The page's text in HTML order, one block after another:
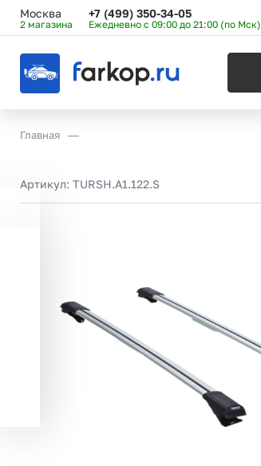
Москва
2 магазина
+7 (499) 350-34-05
Ежедневно с 09:00 до 21:00 (по Мск)
Главная
Артикул: TURSH.A1.122.S